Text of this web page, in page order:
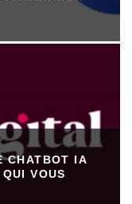
CHATBOT IA
VOUS